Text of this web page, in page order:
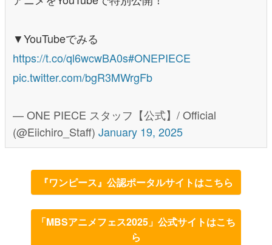
▼YouTubeでみる
https://t.co/ql6wcwBA0s#ONEPIECE
pic.twitter.com/bgR3MWrgFb
— ONE PIECE スタッフ【公式】/ Official
(@Eiichiro_Staff) January 19, 2025
『ワンピース』公認ポータルサイトはこちら
「MBSアニメフェス2025」公式サイトはこち
ら